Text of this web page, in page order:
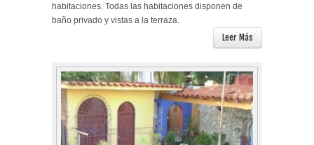
habitaciones. Todas las habitaciones disponen de
baño privado y vistas a la terraza.
Leer Más